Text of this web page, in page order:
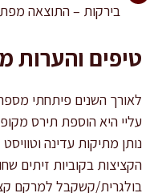
בירקות – התוצאה
טיפים
לאורך השנים פיתחתי
נותן מתיקות עדינה
הקציצות בקוביות זיתים
בולגרית/קשקבל למרקם